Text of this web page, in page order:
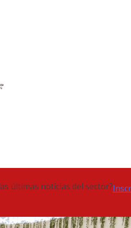
últimas noticias del sector?